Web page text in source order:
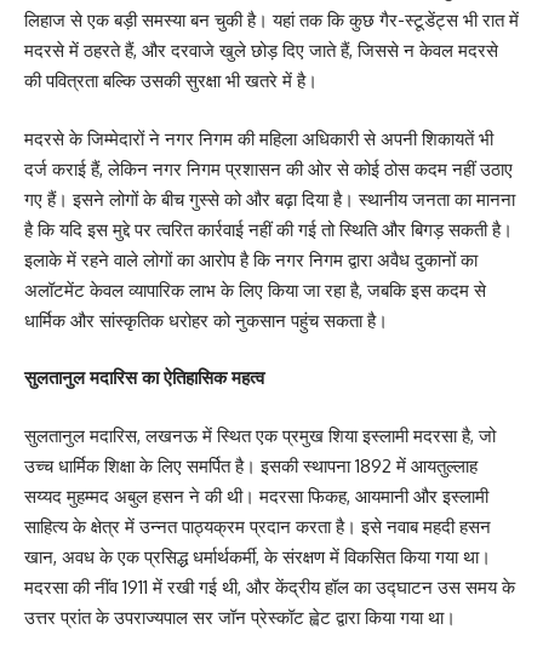
लिहाज से एक बड़ी समस्या बन चुकी है। यहां तक कि कुछ गैर-स्टूडेंट्स भी रात में
मदरसे में ठहरते हैं, और दरवाजे खुले छोड़ दिए जाते हैं, जिससे न केवल मदरसे
की पवित्रता बल्कि उसकी सुरक्षा भी खतरे में है।
मदरसे के जिम्मेदारों ने नगर निगम की महिला अधिकारी से अपनी शिकायतें भी
दर्ज कराई हैं, लेकिन नगर निगम प्रशासन की ओर से कोई ठोस कदम नहीं उठाए
गए हैं। इसने लोगों के बीच गुस्से को और बढ़ा दिया है। स्थानीय जनता का मानना
है कि यदि इस मुद्दे पर त्वरित कार्रवाई नहीं की गई तो स्थिति और बिगड़ सकती है।
इलाके में रहने वाले लोगों का आरोप है कि नगर निगम द्वारा अवैध दुकानों का
अलॉटमेंट केवल व्यापारिक लाभ के लिए किया जा रहा है, जबकि इस कदम से
धार्मिक और सांस्कृतिक धरोहर को नुकसान पहुंच सकता है।
सुलतानुल मदारिस का ऐतिहासिक महत्व
सुलतानुल मदारिस, लखनऊ में स्थित एक प्रमुख शिया इस्लामी मदरसा है, जो
उच्च धार्मिक शिक्षा के लिए समर्पित है। इसकी स्थापना 1892 में आयतुल्लाह
सय्यद मुहम्मद अबुल हसन ने की थी। मदरसा फिकह, आयमानी और इस्लामी
साहित्य के क्षेत्र में उन्नत पाठ्यक्रम प्रदान करता है। इसे नवाब महदी हसन
खान, अवध के एक प्रसिद्ध धर्मार्थकर्मी, के संरक्षण में विकसित किया गया था।
मदरसा की नींव 1911 में रखी गई थी, और केंद्रीय हॉल का उद्घाटन उस समय के
उत्तर प्रांत के उपराज्यपाल सर जॉन प्रेस्कॉट ह्वेट द्वारा किया गया था।